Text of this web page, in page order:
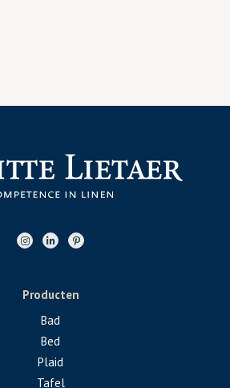
Producten
Bad
Bed
Plaid
Tafel